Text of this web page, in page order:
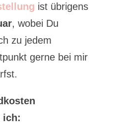
ist übrigens
, wobei Du
zu jedem
gerne bei mir
ich: